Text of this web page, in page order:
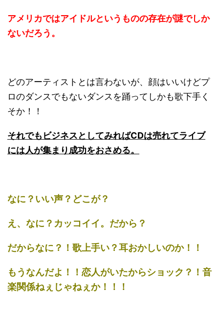
アメリカではアイドルというものの存在が謎でしか
ないだろう。
どのアーティストとは言わないが、顔はいいけどプ
ロのダンスでもないダンスを踊ってしかも歌下手く
そか！！
それでもビジネスとしてみればCDは売れてライブ
には人が集まり成功をおさめる。
なに？いい声？どこが？
え、なに？カッコイイ。だから？
だからなに？！歌上手い？耳おかしいのか！！
もうなんだよ！！恋人がいたからショック？！音
楽関係ねぇじゃねぇか！！！